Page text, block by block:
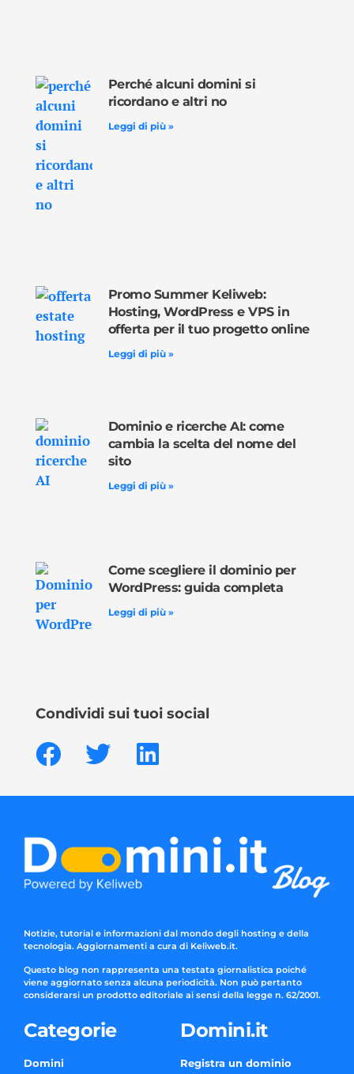
Perché alcuni domini si
ricordano e altri no
Leggi di più »
Promo Summer Keliweb:
Hosting, WordPress e VPS in
offerta per il tuo progetto online
Leggi di più »
Dominio e ricerche AI: come
cambia la scelta del nome del
sito
Leggi di più »
Come scegliere il dominio per
WordPress: guida completa
Leggi di più »
Condividi sui tuoi social
Notizie, tutorial e informazioni dal mondo degli hosting e della
tecnologia. Aggiornamenti a cura di Keliweb.it.
Questo blog non rappresenta una testata giornalistica poiché
viene aggiornato senza alcuna periodicità. Non può pertanto
considerarsi un prodotto editoriale ai sensi della legge n. 62/2001.
Categorie
Domini
Domini.it
Registra un dominio